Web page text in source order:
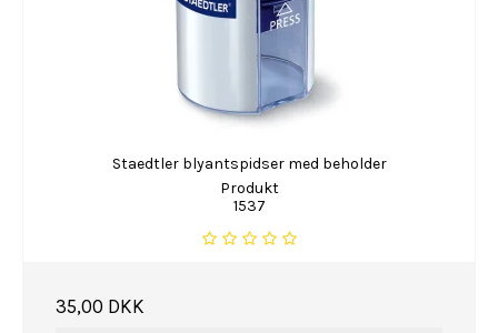
Staedtler blyantspidser med beholder
Produkt
1537
35,00 DKK